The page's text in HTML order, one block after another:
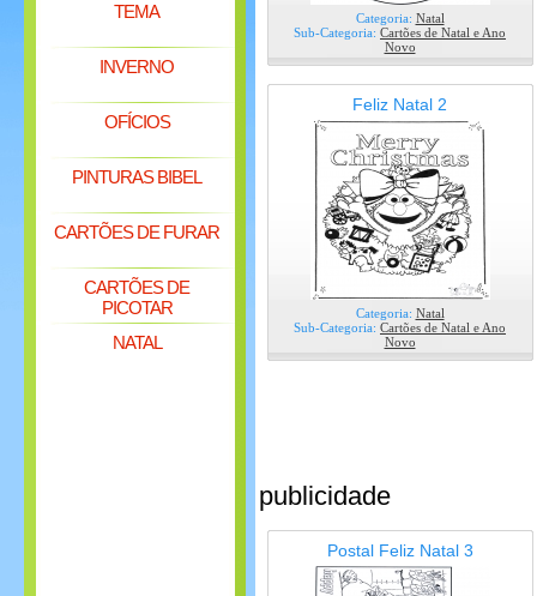
TEMA
INVERNO
OFÍCIOS
PINTURAS BIBEL
CARTÕES DE FURAR
CARTÕES DE
PICOTAR
NATAL
Categoria: Natal
Sub-Categoria: Cartões de Natal e Ano
Novo
Feliz Natal 2
Categoria: Natal
Sub-Categoria: Cartões de Natal e Ano
Novo
publicidade
Postal Feliz Natal 3